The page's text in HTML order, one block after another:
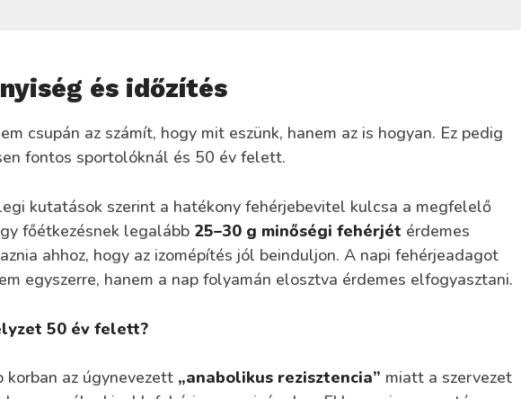
és időzítés
csupán az számít, hogy mit eszünk, hanem az is hogyan. Ez pedig
fontos sportolóknál és 50 év felett.
kutatások szerint a hatékony fehérjebevitel kulcsa a megfelelő
főétkezésnek legalább 25–30 g minőségi fehérjét érdemes
ahhoz, hogy az izomépítés jól beinduljon. A napi fehérjeadagot
egyszerre, hanem a nap folyamán elosztva érdemes elfogyasztani.
50 év felett?
korban az úgynevezett „anabolikus rezisztencia” miatt a szervezet